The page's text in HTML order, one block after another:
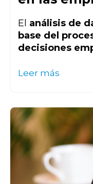
El análisis de
base del
decisiones
Leer más